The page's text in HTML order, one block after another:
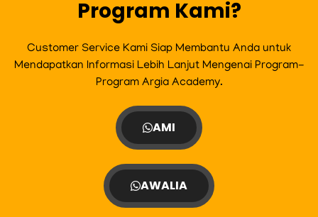
Program Kami?
Customer Service Kami Siap Membantu Anda untuk
Mendapatkan Informasi Lebih Lanjut Mengenai Program-
Program Argia Academy.
AMI
AWALIA